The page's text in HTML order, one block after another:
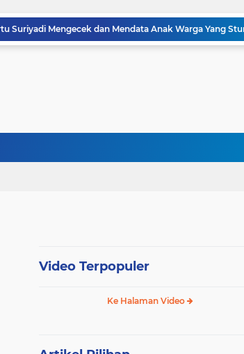
Video Terpopuler
Ke Halaman Video